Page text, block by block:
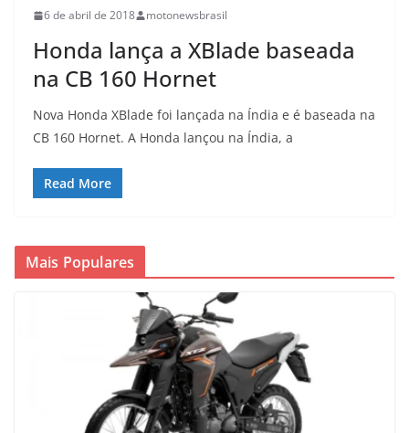
6 de abril de 2018 motonewsbrasil
Honda lança a XBlade baseada
na CB 160 Hornet
Nova Honda XBlade foi lançada na Índia e é baseada na
CB 160 Hornet. A Honda lançou na Índia, a
Read More
Mais Populares